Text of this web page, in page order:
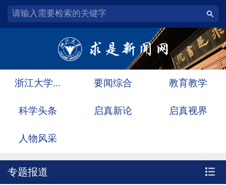
浙江大学... 要闻综合 教育教学
科学头条 启真新论 启真视界
人物风采
专题报道